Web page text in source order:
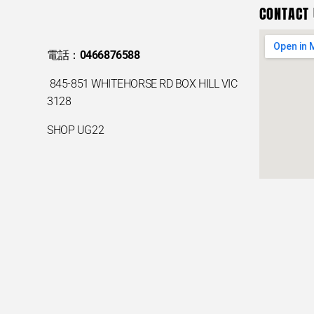
電話： 0466876588
845-851 WHITEHORSE RD BOX HILL VIC
3128
SHOP UG22
CONTACT